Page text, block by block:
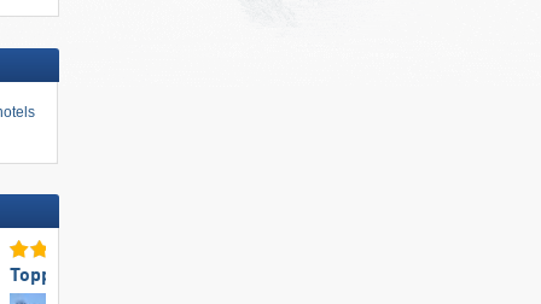
Toppistepreparatie